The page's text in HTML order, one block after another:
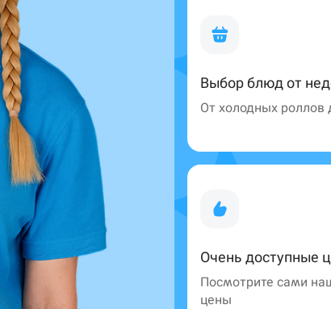
Выбор блюд от
От холодных роллов
Очень доступные
Посмотрите сами
цены
299 ₽